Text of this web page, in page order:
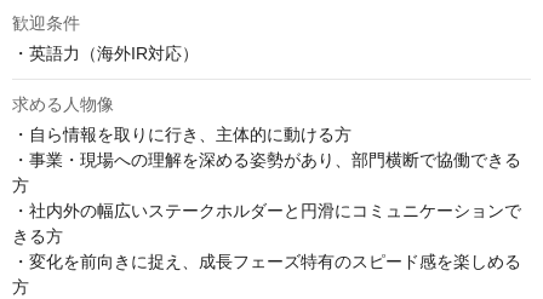
歓迎条件
・英語力（海外IR対応）
求める人物像
・自ら情報を取りに行き、主体的に動ける方
・事業・現場への理解を深める姿勢があり、部門横断で協働できる
方
・社内外の幅広いステークホルダーと円滑にコミュニケーションで
きる方
・変化を前向きに捉え、成長フェーズ特有のスピード感を楽しめる
方